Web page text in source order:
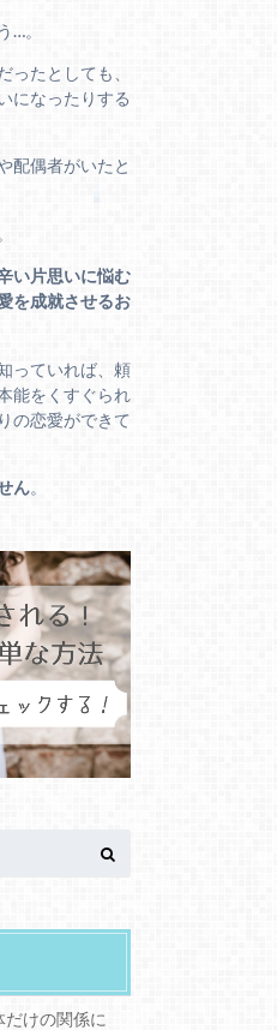
…。
ったとしても、
になったりする
配偶者がいたと
い片思いに悩む
を成就させるお
っていれば、頼
能をくすぐられ
の恋愛ができて
ん。
けの関係に